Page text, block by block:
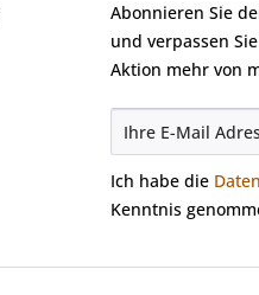
Abonnieren Sie
und verpassen
Aktion mehr von
Ich habe die
Kenntnis